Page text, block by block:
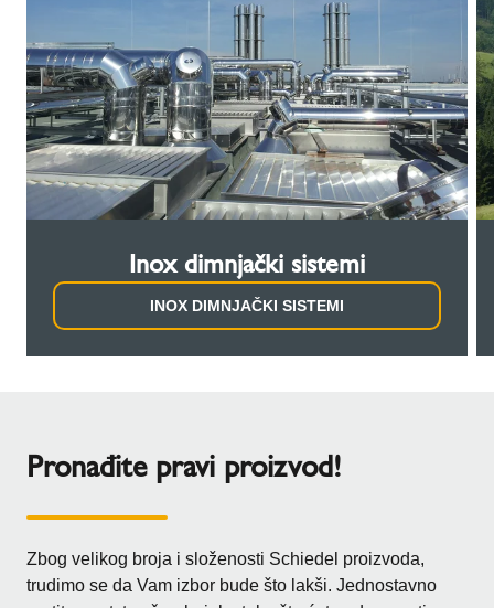
Inox dimnjački sistemi
INOX DIMNJAČKI SISTEMI
Pronađite pravi proizvod!
Zbog velikog broja i složenosti Schiedel proizvoda,
trudimo se da Vam izbor bude što lakši. Jednostavno